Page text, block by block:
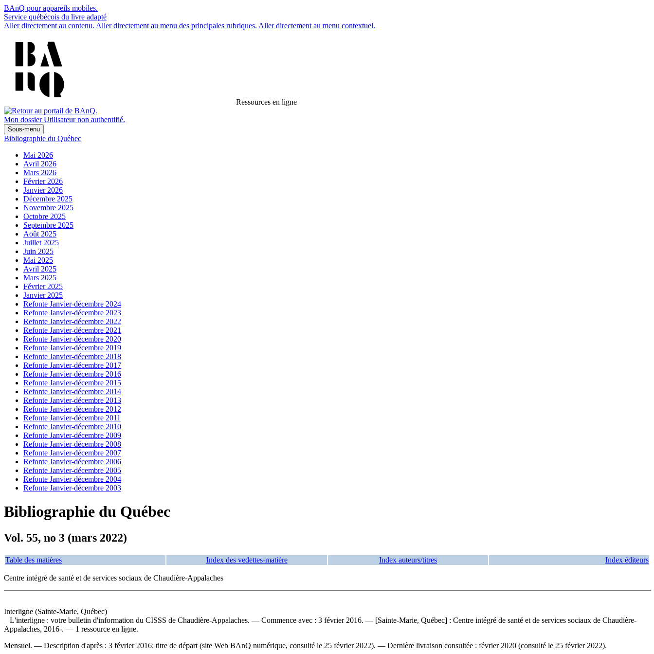
BAnQ pour appareils mobiles.
Service québécois du livre adapté
Aller directement au contenu. Aller directement au menu des principales rubriques. Aller directement au menu contextuel.
Ressources en ligne
Mon dossier Utilisateur non authentifié.
Sous-menu
Bibliographie du Québec
Mai 2026
Avril 2026
Mars 2026
Février 2026
Janvier 2026
Décembre 2025
Novembre 2025
Octobre 2025
Septembre 2025
Août 2025
Juillet 2025
Juin 2025
Mai 2025
Avril 2025
Mars 2025
Février 2025
Janvier 2025
Refonte Janvier-décembre 2024
Refonte Janvier-décembre 2023
Refonte Janvier-décembre 2022
Refonte Janvier-décembre 2021
Refonte Janvier-décembre 2020
Refonte Janvier-décembre 2019
Refonte Janvier-décembre 2018
Refonte Janvier-décembre 2017
Refonte Janvier-décembre 2016
Refonte Janvier-décembre 2015
Refonte Janvier-décembre 2014
Refonte Janvier-décembre 2013
Refonte Janvier-décembre 2012
Refonte Janvier-décembre 2011
Refonte Janvier-décembre 2010
Refonte Janvier-décembre 2009
Refonte Janvier-décembre 2008
Refonte Janvier-décembre 2007
Refonte Janvier-décembre 2006
Refonte Janvier-décembre 2005
Refonte Janvier-décembre 2004
Refonte Janvier-décembre 2003
Bibliographie du Québec
Vol. 55, no 3 (mars 2022)
Table des matières Index des vedettes-matière Index auteurs/titres Index éditeurs
Centre intégré de santé et de services sociaux de Chaudière-Appalaches
Interligne (Sainte-Marie, Québec)
L'interligne : votre bulletin d'information du CISSS de Chaudière-Appalaches. — Commence avec : 3 février 2016. — [Sainte-Marie, Québec] : Centre intégré de santé et de services sociaux de Chaudière-
Appalaches, 2016-. — 1 ressource en ligne.
Mensuel. — Description d'après : 3 février 2016; titre de départ (site Web BAnQ numérique, consulté le 25 février 2022). — Dernière livraison consultée : février 2020 (consulté le 25 février 2022).